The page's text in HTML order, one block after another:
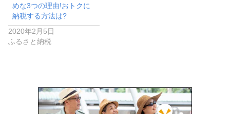
めな3つの理由!おトクに
納税する方法は?
2020年2月5日
ふるさと納税